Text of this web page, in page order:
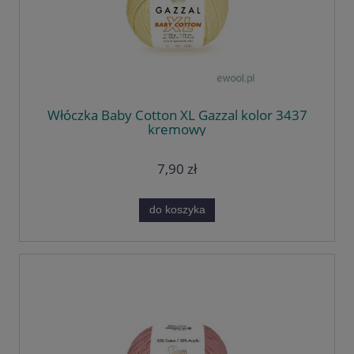
Włóczka Baby Cotton XL Gazzal kolor 3437
kremowy
7,90 zł
do koszyka